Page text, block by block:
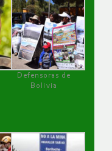
Defensoras de
Bolivia